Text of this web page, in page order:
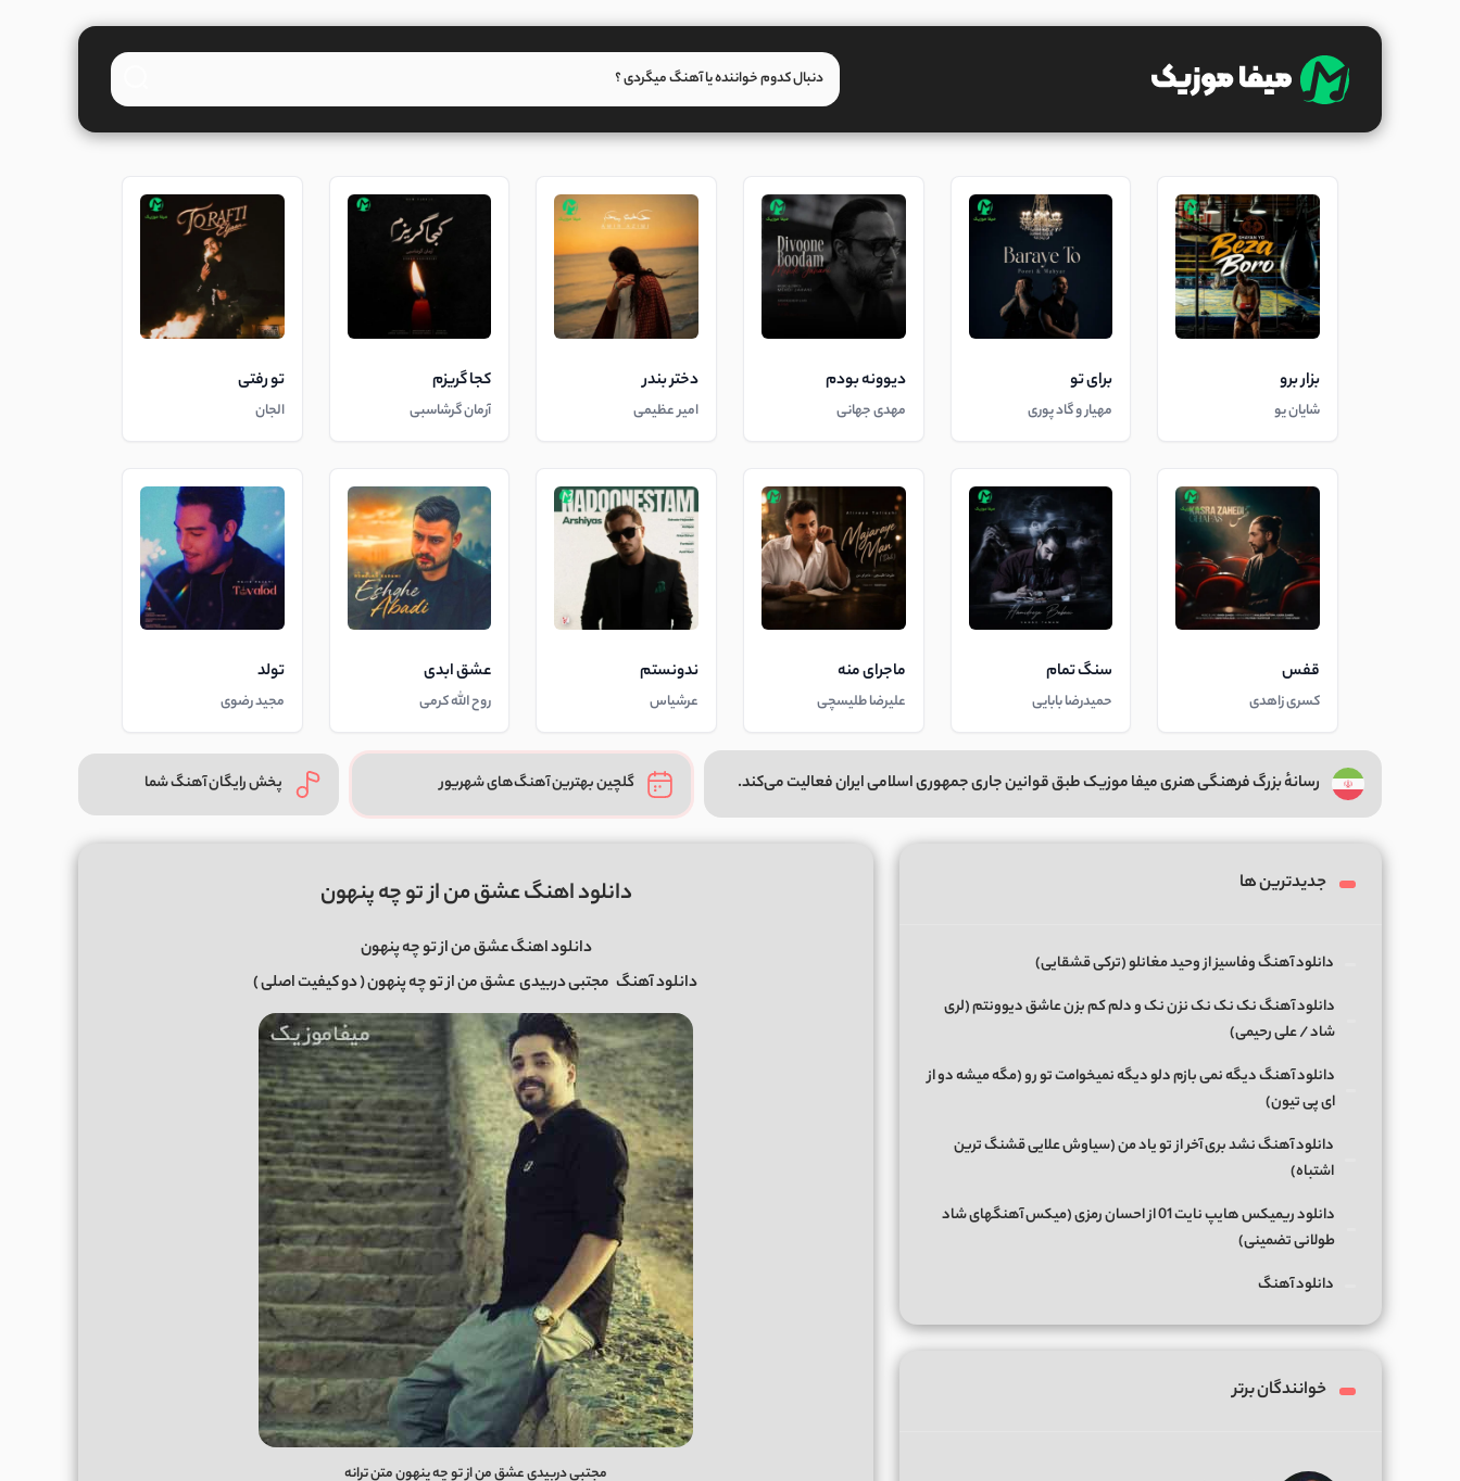
بزار برو
شایان یو
برای تو
مهیار و گاد پوری
دیوونه بودم
مهدی جهانی
دختر بندر
امیر عظیمی
کجا گریزم
آرمان گرشاسبی
تو رفتی
الجان
قفس
کسری زاهدی
سنگ تمام
حمیدرضا بابایی
ماجرای منه
علیرضا طلیسچی
ندونستم
عرشیاس
عشق ابدی
روح الله کرمی
تولد
مجید رضوی
رسانهٔ بزرگ فرهنگی هنری میفا موزیک طبق قوانین جاری جمهوری اسلامی ایران فعالیت می‌کند. گلچین بهترین آهنگ‌های شهریور پخش رایگان آهنگ شما
دانلود اهنگ عشق من از تو چه پنهون
دانلود اهنگ عشق من از تو چه پنهون
دانلود آهنگ مجتبی دربیدیعشق من از تو چه پنهون( دو کیفیت اصلی )
مجتبی دربیدی عشق من از تو چه پنهون متن ترانه
جدیدترین ها
دانلود آهنگ وفاسیز از وحید مغانلو (ترکی قشقایی)
دانلود آهنگ نک نک نک نزن نک و دلم کم بزن عاشق دیوونتم (لری
شاد / علی رحیمی)
دانلود آهنگ دیگه نمی بازم دلو دیگه نمیخوامت تو رو (مگه میشه دو از
ای پی تیون)
دانلود آهنگ نشد بری آخر از تو یاد من (سیاوش علایی قشنگ ترین
اشتباه)
دانلود ریمیکس هایپ نایت 01 از احسان رمزی (میکس آهنگهای شاد
طولانی تضمینی)
دانلود آهنگ
خوانندگان برتر